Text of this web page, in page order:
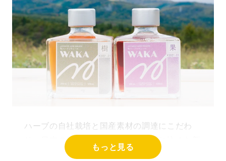
ハーブの自社栽培と国産素材の調達にこだわ
り、日本の四季の恵みをそのまま閉じ込めた新
感覚のリキュールへとブレンド。シリーズ第一
もっと見る